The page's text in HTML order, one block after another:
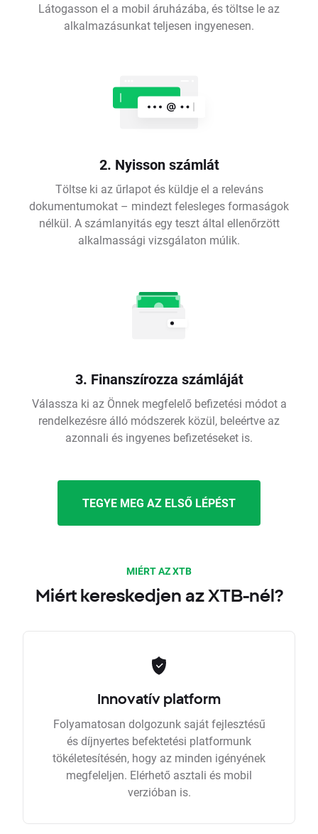
Látogasson el a mobil áruházába, és töltse le az
alkalmazásunkat teljesen ingyenesen.
2. Nyisson számlát
Töltse ki az űrlapot és küldje el a releváns
dokumentumokat – mindezt felesleges formaságok
nélkül. A számlanyitás egy teszt által ellenőrzött
alkalmassági vizsgálaton múlik.
3. Finanszírozza számláját
Válassza ki az Önnek megfelelő befizetési módot a
rendelkezésre álló módszerek közül, beleértve az
azonnali és ingyenes befizetéseket is.
TEGYE MEG AZ ELSŐ LÉPÉST
MIÉRT AZ XTB
Miért kereskedjen az XTB-nél?
Innovatív platform
Folyamatosan dolgozunk saját fejlesztésű
és díjnyertes befektetési platformunk
tökéletesítésén, hogy az minden igényének
megfeleljen. Elérhető asztali és mobil
verzióban is.